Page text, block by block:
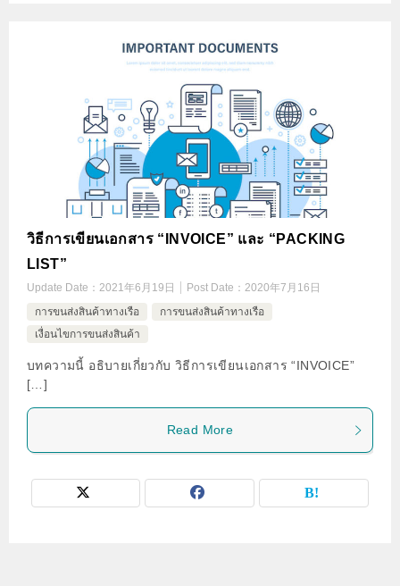
วิธีการเขียนเอกสาร “INVOICE” และ “PACKING
LIST”
Update Date： 2021年6月19日 Post Date： 2020年7月16日
การขนส่งสินค้าทางเรือ
การขนส่งสินค้าทางเรือ
เงื่อนไขการขนส่งสินค้า
บทความนี้ อธิบายเกี่ยวกับ วิธีการเขียนเอกสาร “INVOICE”
[…]
Read More